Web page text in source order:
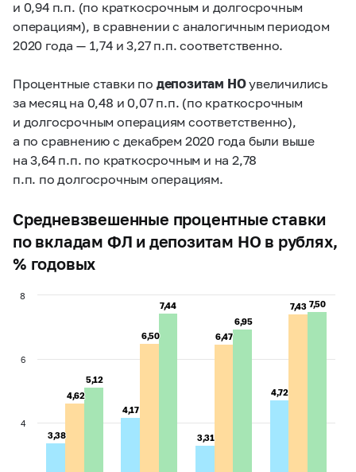
и 0,94 п.п. (по краткосрочным и долгосрочным
операциям), в сравнении с аналогичным периодом
2020 года — 1,74 и 3,27 п.п. соответственно.
Процентные ставки по депозитам НОувеличились
за месяц на 0,48 и 0,07 п.п. (по краткосрочным
и долгосрочным операциям соответственно),
а по сравнению с декабрем 2020 года были выше
на 3,64 п.п. по краткосрочным и на 2,78
п.п. по долгосрочным операциям.
Средневзвешенные процентные ставки
по вкладам ФЛ и депозитам НО в рублях,
% годовых
3,38
3,38
4,17
4,17
3,31
3,31
4,72
4,72
4,62
4,62
6,50
6,50 6,47
6,47
7,43
7,43
5,12
5,12
7,44
7,44
6,95
6,95
7,50
7,50
4
6
8